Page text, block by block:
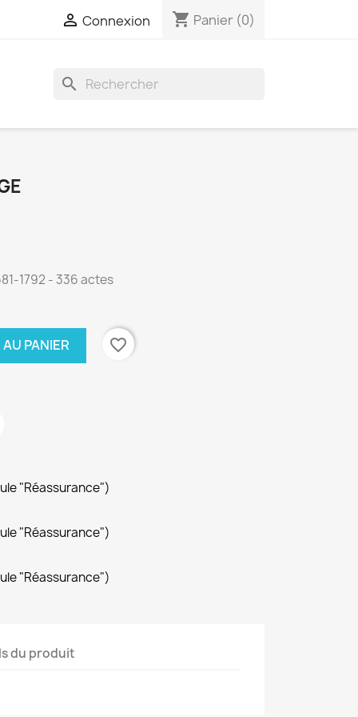
 Connexion shopping_cart Panier (0)
search
1792 - 336 actes
PANIER
favorite_border
"Réassurance")
"Réassurance")
"Réassurance")
du produit